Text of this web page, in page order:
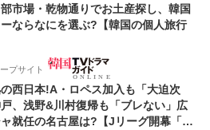
市場・乾物通りでお土産探し、韓国
ーならなにを選ぶ?【韓国の個人旅行
プサイト
西日本!A・ロペス加入も「大迫次
、浅野&川村復帰も「ブレない」広
就任の名古屋は?【Jリーグ開幕「初